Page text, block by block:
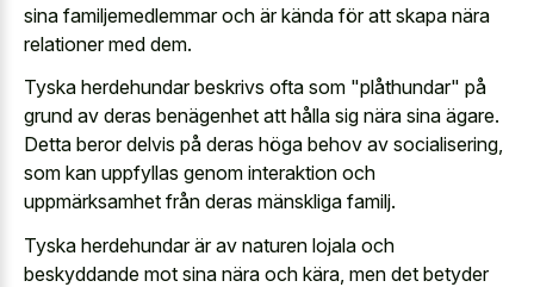
sina familjemedlemmar och är kända för att skapa nära
relationer med dem.
Tyska herdehundar beskrivs ofta som "plåthundar" på
grund av deras benägenhet att hålla sig nära sina ägare.
Detta beror delvis på deras höga behov av socialisering,
som kan uppfyllas genom interaktion och
uppmärksamhet från deras mänskliga familj.
Tyska herdehundar är av naturen lojala och
beskyddande mot sina nära och kära, men det betyder